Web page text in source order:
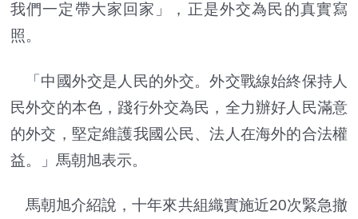
我們一定帶大家回家」，正是外交為民的真實寫
照。
「中國外交是人民的外交。外交戰線始終保持人
民外交的本色，踐行外交為民，全力辦好人民滿意
的外交，堅定維護我國公民、法人在海外的合法權
益。」馬朝旭表示。
馬朝旭介紹說，十年來共組織實施近20次緊急撤